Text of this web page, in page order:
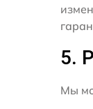
5.
Мы